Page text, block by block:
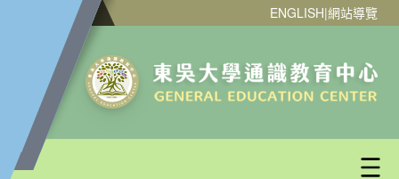
ENGLISH|網站導覽